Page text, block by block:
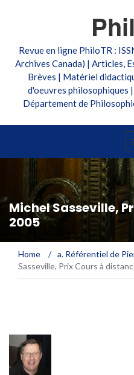
Revue en ligne PhiloTR :
Archives Canada) | Articles,
Brèves | Matériel
d'oeuvres philosophiques
Département de
Michel Sasseville,
2005
Home / a. Référentiel de
Sasseville, Prix Cours à